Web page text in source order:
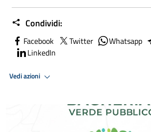
Condividi:
Facebook Twitter Whatsapp
LinkedIn
Vedi azioni